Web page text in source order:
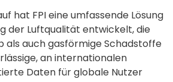
hat FPI eine umfassende Lösung
der Luftqualität entwickelt, die
als auch gasförmige Schadstoffe
an internationalen
Daten für globale Nutzer